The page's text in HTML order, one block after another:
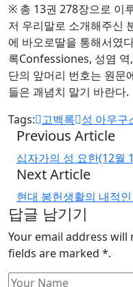
※ 총 13권 278장으로 이
저 우리말로 소개해주신
에 바오로딸을 통해서였
록Confessiones, 성염
단의 앞머리 번호는 원문
들은 괘념치 말기 바란다.
Tags: 고백록 성 아우구
Previous Article
십자가의 성 요한(12월
Next Article
현대 봉헌생활의 내적
답글 남기기
Your email address
fields are marked *.